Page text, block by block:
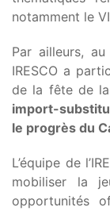
notamment le
Par ailleurs,
IRESCO a
de la fête de
import-
le progrès du
L’équipe de
mobiliser la
opportunités